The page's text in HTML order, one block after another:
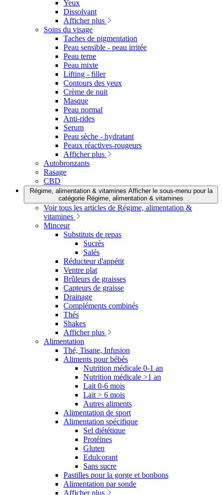
Yeux
Dissolvant
Afficher plus
Soins du visage
Taches de pigmentation
Peau sensible - peau irritée
Peau terne
Peau mixte
Lifting - filler
Contours des yeux
Crème de nuit
Masque
Peau normal
Anti-rides
Serum
Peau sèche - hydratant
Peaux réactives-rougeurs
Afficher plus
Autobronzants
Rasage
CBD
Régime, alimentation & vitamines Afficher le sous-menu pour la
catégorie Régime, alimentation & vitamines
Voir tous les articles de Régime, alimentation &
vitamines
Minceur
Substituts de repas
Sucrés
Salés
Réducteur d'appétit
Ventre plat
Brûleurs de graisses
Capteurs de graisse
Drainage
Compléments combinés
Thés
Shakes
Afficher plus
Alimentation
Thé, Tisane, Infusion
Aliments pour bébés
Nutrition médicale 0-1 an
Nutrition médicale >1 an
Lait 0-6 mois
Lait > 6 mois
Autres aliments
Alimentation de sport
Alimentation spécifique
Sel diététique
Protéines
Gluten
Edulcorant
Sans sucre
Pastilles pour la gorge et bonbons
Alimentation par sonde
Afficher plus